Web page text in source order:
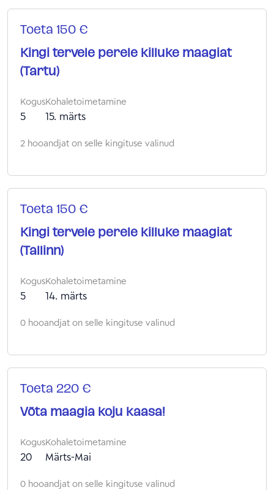
Toeta 150 €
Kingi tervele perele killuke maagiat
(Tartu)
Kogus
5
Kohaletoimetamine
15. märts
2 hooandjat on selle kingituse valinud
Toeta 150 €
Kingi tervele perele killuke maagiat
(Tallinn)
Kogus
5
Kohaletoimetamine
14. märts
0 hooandjat on selle kingituse valinud
Toeta 220 €
Võta maagia koju kaasa!
Kogus
20
Kohaletoimetamine
Märts-Mai
0 hooandjat on selle kingituse valinud